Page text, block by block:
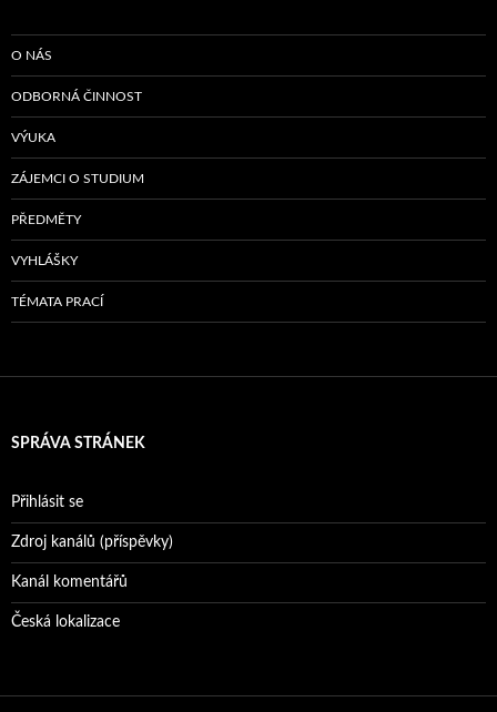
O NÁS
ODBORNÁ ČINNOST
VÝUKA
ZÁJEMCI O STUDIUM
PŘEDMĚTY
VYHLÁŠKY
TÉMATA PRACÍ
SPRÁVA STRÁNEK
Přihlásit se
Zdroj kanálů (příspěvky)
Kanál komentářů
Česká lokalizace